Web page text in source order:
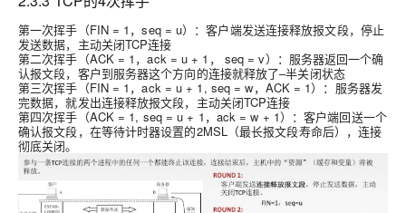
第一次挥手（FIN = 1，seq = u）：客户端发送连接释放报文段，停止
发送数据，主动关闭TCP连接
第二次挥手（ACK = 1，ack = u + 1， seq = v）：服务器返回一个确
认报文段，客户到服务器这个方向的连接就释放了–半关闭状态
第三次挥手（FIN = 1，ack = u + 1, seq = w，ACK = 1）：服务器发
完数据，就发出连接释放报文段，主动关闭TCP连接
第四次挥手（ACK = 1, seq = u + 1，ack = w + 1）：客户端回送一个
确认报文段，在等待计时器设置的2MSL（最长报文段寿命后），连接
彻底关闭。